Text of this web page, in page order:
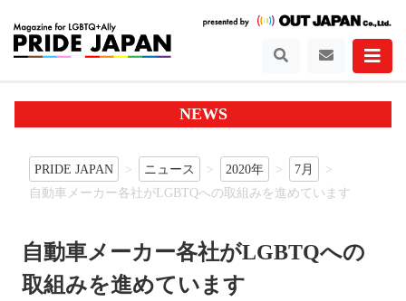
NEWS
PRIDE JAPAN ニュース 2020年
7月
自動車メーカー各社がLGBTQへの取組みを進めています
自動車メーカー各社がLGBTQへの
取組みを進めています